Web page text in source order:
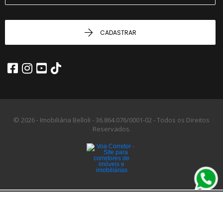
CADASTRAR
© 2026 - Imobiliária Belloli -36.864.076/0001-02 -Todos os Direitos
Reservados.